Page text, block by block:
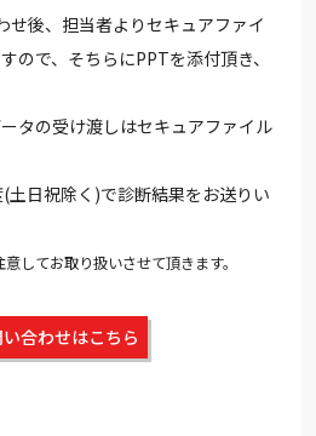
せ後、担当者よりセキュアファイ
ので、そちらにPPTを添付頂き、
ータの受け渡しはセキュアファイル
土日祝除く)で診断結果をお送りい
してお取り扱いさせて頂きます。
合わせはこちら